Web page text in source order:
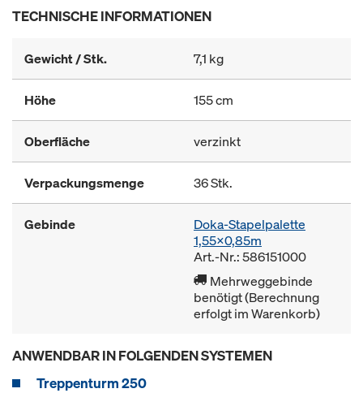
TECHNISCHE INFORMATIONEN
Gewicht / Stk. 7,1 kg
Höhe 155 cm
Oberfläche verzinkt
Verpackungsmenge 36 Stk.
Gebinde
Doka-Stapelpalette
1,55x0,85m
Art.-Nr.: 586151000
Mehrweggebinde
benötigt (Berechnung
erfolgt im Warenkorb)
ANWENDBAR IN FOLGENDEN SYSTEMEN
Treppenturm 250